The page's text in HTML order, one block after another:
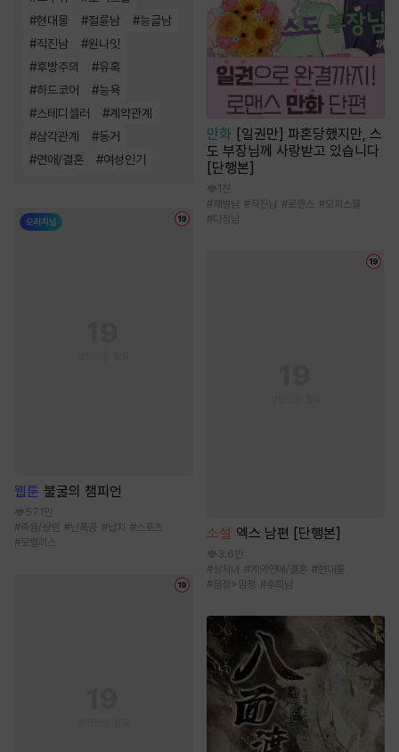
#현대물 #절륜남 #능글남
#직진남 #원나잇
#후방주의 #유혹
#하드코어 #능욕
#스테디셀러 #계약관계
#삼각관계 #동거
#연애/결혼 #여성인기
웹툰 불굴의 챔피언
571만
#죽음/살인 #난폭공 #납치 # 스포츠
#모럴리스
만화 [일권만] 파혼당했지만, 스
도 부장님께 사랑받고 있습니다
[단행본]
1천
#재벌남 #직진남 #로맨스 #오피스물
#다정남
소설 엑스 남편 [단행본]
3.6만
#상처녀 #계약연애/결혼 #현대물
#몸정>맘정 #후회남